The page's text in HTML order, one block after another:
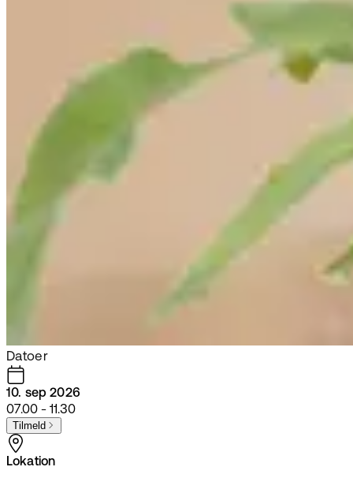
Datoer
10. sep 2026
07.00 - 11.30
Tilmeld
Lokation